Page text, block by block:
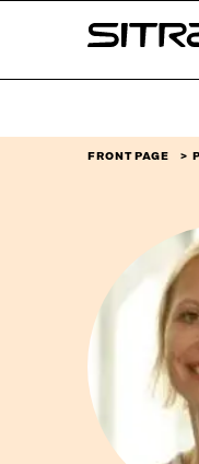
↓
FRONT PAGE